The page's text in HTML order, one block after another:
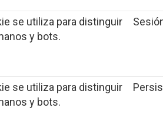
se utiliza para distinguir
y bots.
se utiliza para distinguir
y bots.